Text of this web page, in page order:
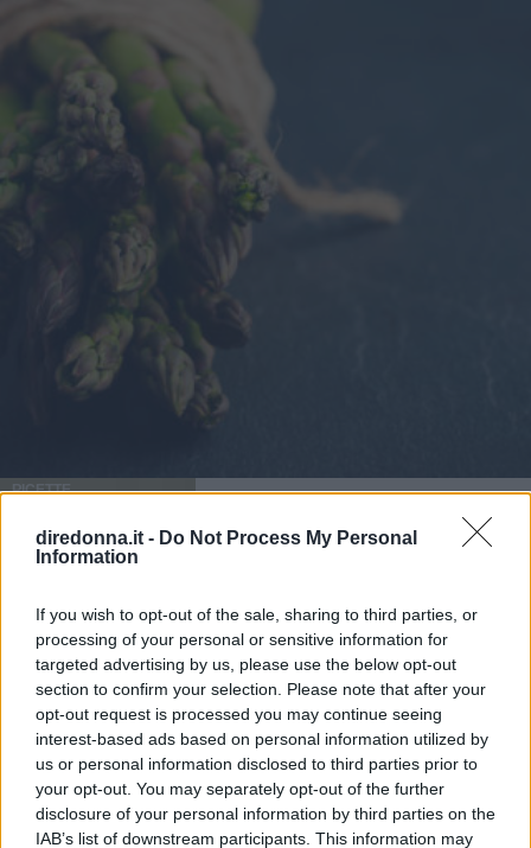
diredonna.it - Do Not Process My Personal
Information
If you wish to opt-out of the sale, sharing to third parties, or
processing of your personal or sensitive information for
targeted advertising by us, please use the below opt-out
section to confirm your selection. Please note that after your
opt-out request is processed you may continue seeing
interest-based ads based on personal information utilized by
us or personal information disclosed to third parties prior to
your opt-out. You may separately opt-out of the further
disclosure of your personal information by third parties on the
IAB’s list of downstream participants. This information may
RICETTE
Primavera a tavola: le migliori
Gli asparagi sono un alimento primaverile molto utilizzato
per preparare le ricette di Pasqua: di seguito alcune idee
buone e sfiziose per questo giorno.
MARTINA PARENZAN